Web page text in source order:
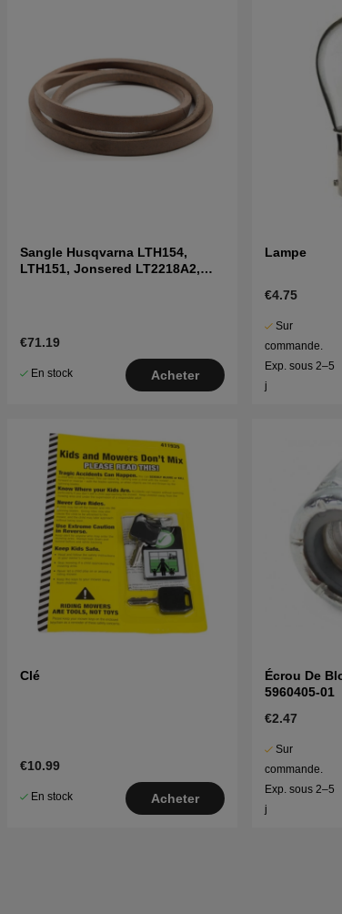
Sangle Husqvarna LTH154,
LTH151, Jonsered LT2218A2,
€71.19
En stock Acheter
Lampe
€4.75
Sur
commande.
Exp. sous 2–5
j
Clé
€10.99
En stock Acheter
Écrou De
5960405-01
€2.47
Sur
commande.
Exp. sous 2–5
j